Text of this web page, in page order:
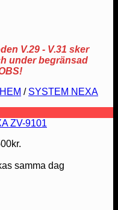
V.29 - V.31 sker
under begränsad
/ SYSTEM NEXA
samma dag